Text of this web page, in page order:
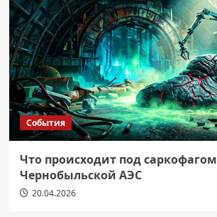
События
Что происходит под саркофагом
Чернобыльской АЭС
20.04.2026